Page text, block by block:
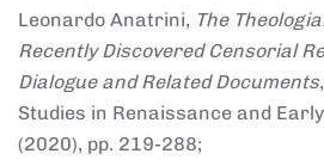
Leonardo Anatrini, The
Recently Discovered Censorial
Dialogue and Related Documents
Studies in Renaissance and
(2020), pp. 219-288;